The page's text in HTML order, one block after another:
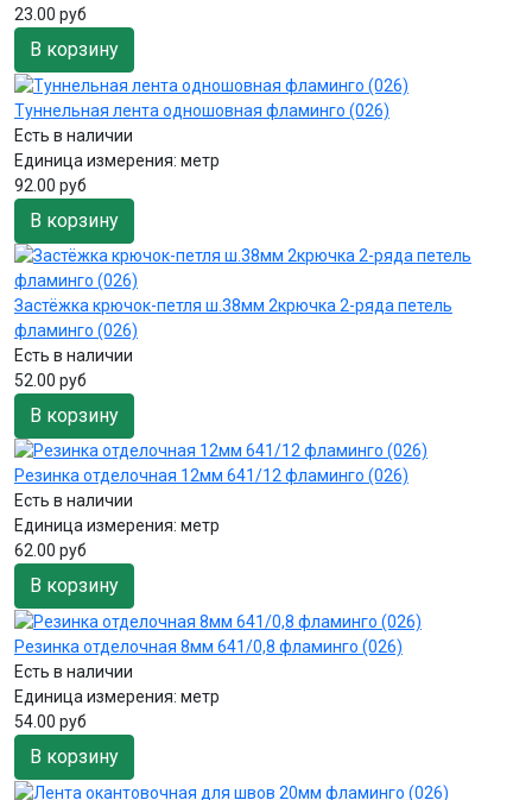
23.00 руб
В корзину
Туннельная лента одношовная фламинго (026)
Есть в наличии
Единица измерения: метр
92.00 руб
В корзину
Застёжка крючок-петля ш.38мм 2крючка 2-ряда петель
фламинго (026)
Есть в наличии
52.00 руб
В корзину
Резинка отделочная 12мм 641/12 фламинго (026)
Есть в наличии
Единица измерения: метр
62.00 руб
В корзину
Резинка отделочная 8мм 641/0,8 фламинго (026)
Есть в наличии
Единица измерения: метр
54.00 руб
В корзину